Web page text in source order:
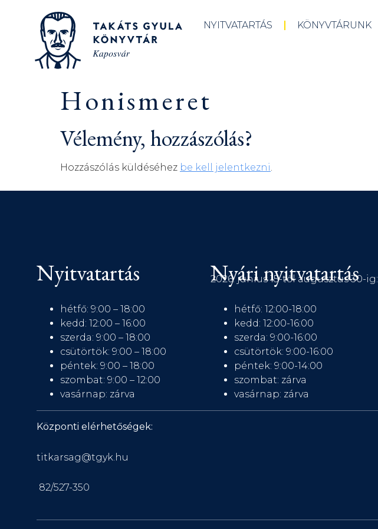
NYITVATARTÁS KÖNYVTÁRUNK
Honismeret
Vélemény, hozzászólás?
Hozzászólás küldéséhez be kell jelentkezni.
Nyitvatartás
hétfő: 9:00 – 18:00
kedd: 12:00 – 16:00
szerda: 9:00 – 18:00
csütörtök: 9:00 – 18:00
péntek: 9:00 – 18:00
szombat: 9:00 – 12:00
vasárnap: zárva
Nyári nyitvatartás
2026. június 15-től augusztus 30-ig:
hétfő: 12:00-18:00
kedd: 12:00-16:00
szerda: 9:00-16:00
csütörtök: 9:00-16:00
péntek: 9:00-14:00
szombat: zárva
vasárnap: zárva
Központi elérhetőségek:
titkarsag@tgyk.hu
82/527-350